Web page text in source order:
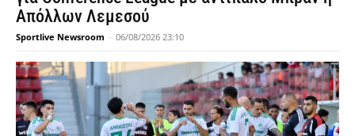
Απόλλων Λεμεσού
Sportlive Newsroom - 06/08/2026 23:10